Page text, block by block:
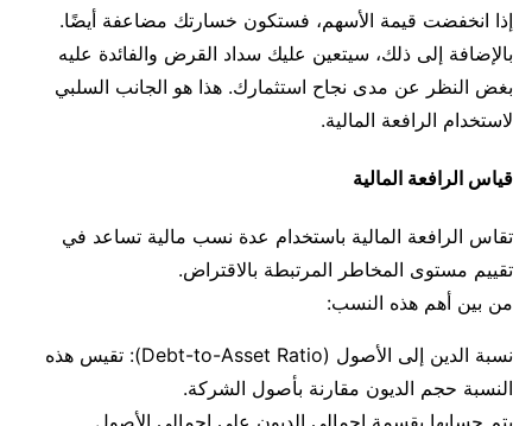
إذا انخفضت قيمة الأسهم، فستكون خسارتك مضاعفة أيضًا.
بالإضافة إلى ذلك، سيتعين عليك سداد القرض والفائدة عليه
بغض النظر عن مدى نجاح استثمارك. هذا هو الجانب السلبي
لاستخدام الرافعة المالية.
قياس الرافعة المالية
تقاس الرافعة المالية باستخدام عدة نسب مالية تساعد في
تقييم مستوى المخاطر المرتبطة بالاقتراض.
من بين أهم هذه النسب:
نسبة الدين إلى الأصول (Debt-to-Asset Ratio): تقيس هذه
النسبة حجم الديون مقارنة بأصول الشركة.